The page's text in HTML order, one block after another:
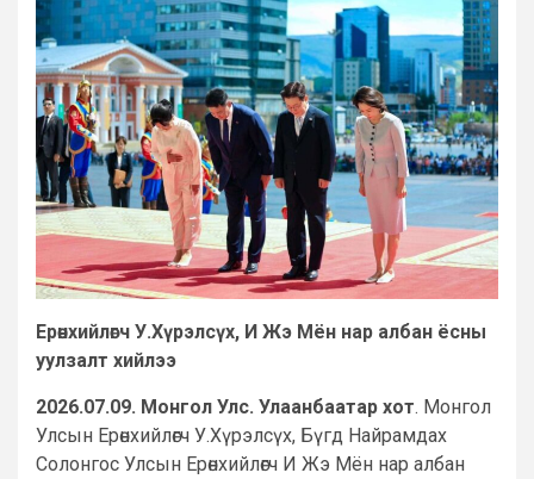
Ерөнхийлөгч У.Хүрэлсүх, И Жэ Мён нар албан ёсны
уулзалт хийлээ
2026.07.09. Монгол Улс. Улаанбаатар хот. Монгол
Улсын Ерөнхийлөгч У.Хүрэлсүх, Бүгд Найрамдах
Солонгос Улсын Ерөнхийлөгч И Жэ Мён нар албан